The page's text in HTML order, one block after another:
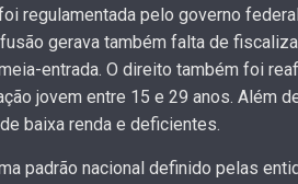
regulamentada pelo governo
gerava também falta de
entrada. O direito também foi
jovem entre 15 e 29 anos. Além
baixa renda e deficientes.
padrão nacional definido pelas